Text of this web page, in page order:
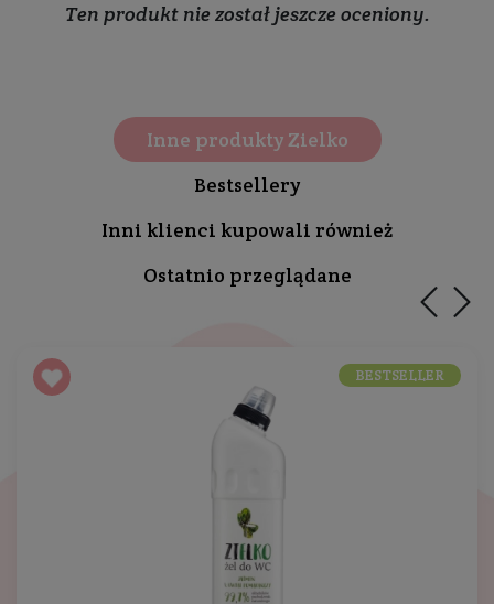
Ten produkt nie został jeszcze oceniony.
Inne produkty Zielko
Bestsellery
Inni klienci kupowali również
Ostatnio przeglądane
BESTSELLER